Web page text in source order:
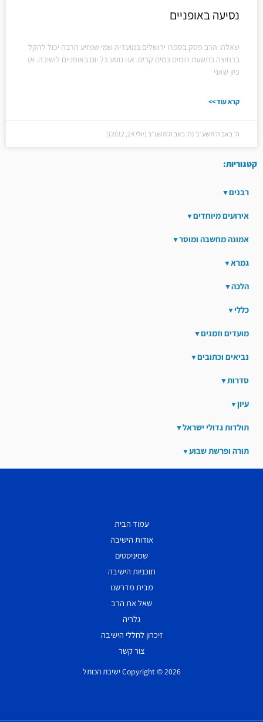
נסיעה באופניים
שאלה: הרב פסק בספרו ירושלים במועדיה שמי שמזיע הרבה יכול להקל
ברחיצה בתשעת הימים במים קרים. אני נוסע כל יום באופניים לישיבה. א)
כיון שאני
קרא עוד >>
ה׳ באב ה׳תשע״ב (ה׳ באב ה׳תשע״ב (יולי 24, 2012))
קטגוריות:
רבנים
אירועים מיוחדים
אמונה מחשבה ומוסר
גמרא
הלכה
כללי
מועדים וזמנים
נביאים וכתובים
סדרות
עיון
תולדות גדולי ישראל
תורה ופרשת שבוע
עמוד הבית
אודות הישיבה
שמיניסטים
תוכניות הישיבה
מבית מדרשנו
שאל את הרב
גלריה
זיכרון לחללי הישיבה
צור קשר
Copyright © 2026 ישיבת הכותל